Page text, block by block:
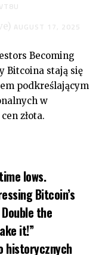
AUGUST 17, 2025
Becoming
Bitcoina stają się
podkreślającym
w
złota.
lows.
Bitcoin’s
the
it!”
historycznych